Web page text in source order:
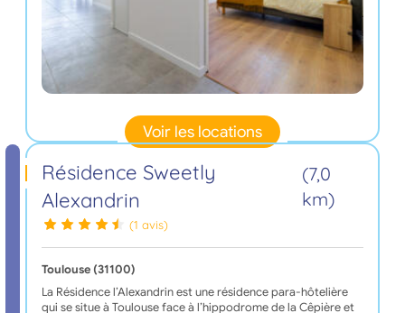
Voir les locations
Résidence Sweetly
Alexandrin
(7,0
km)
(1 avis)
Toulouse (31100)
La Résidence l’Alexandrin est une résidence para-hôtelière
qui se situe à Toulouse face à l’hippodrome de la Cêpière et